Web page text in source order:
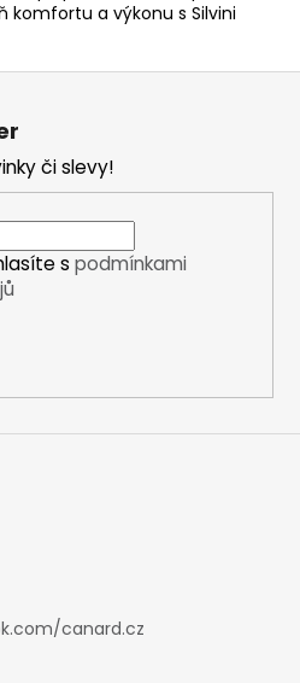
komfortu a výkonu s Silvini
či slevy!
s podmínkami
canard.cz